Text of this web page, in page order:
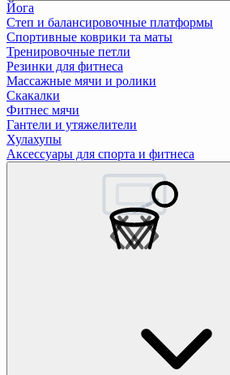
Йога
Степ и балансировочные платформы
Спортивные коврики та маты
Тренировочные петли
Резинки для фитнеса
Массажные мячи и ролики
Скакалки
Фитнес мячи
Гантели и утяжелители
Хулахупы
Аксессуары для спорта и фитнеса